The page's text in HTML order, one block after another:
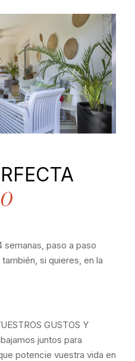
semanas, paso a paso
si quieres, en la
GUSTOS Y
juntos para
potencie vuestra vida en